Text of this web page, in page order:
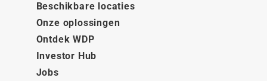
Beschikbare locaties
Onze oplossingen
Ontdek WDP
Investor Hub
Jobs